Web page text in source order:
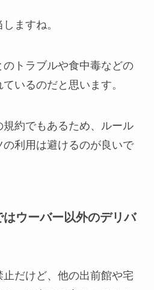
ますね。
トラブルや食中毒などの
いるのだと思います。
規約でもあるため、ルール
利用は避けるのが良いで
ウーバー以外のデリバ
止だけど、他の出前館や宅